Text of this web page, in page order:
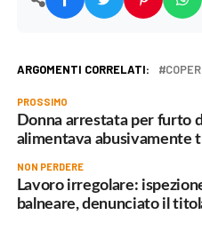
ARGOMENTI CORRELATI:
PROSSIMO
Donna arrestata per furto
alimentava abusivamente
NON PERDERE
Lavoro irregolare:
balneare, denunciato il